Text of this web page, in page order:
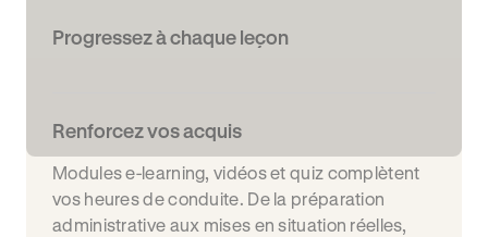
Progressez à chaque leçon
Renforcez vos acquis
Modules e-learning, vidéos et quiz complètent
vos heures de conduite. De la préparation
administrative aux mises en situation réelles,